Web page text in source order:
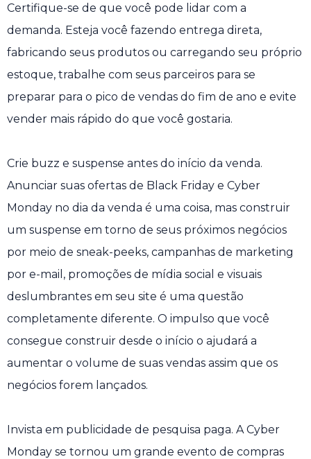
Certifique-se de que você pode lidar com a
demanda. Esteja você fazendo entrega direta,
fabricando seus produtos ou carregando seu próprio
estoque, trabalhe com seus parceiros para se
preparar para o pico de vendas do fim de ano e evite
vender mais rápido do que você gostaria.
Crie buzz e suspense antes do início da venda.
Anunciar suas ofertas de Black Friday e Cyber ​​
Monday no dia da venda é uma coisa, mas construir
um suspense em torno de seus próximos negócios
por meio de sneak-peeks, campanhas de marketing
por e-mail, promoções de mídia social e visuais
deslumbrantes em seu site é uma questão
completamente diferente. O impulso que você
consegue construir desde o início o ajudará a
aumentar o volume de suas vendas assim que os
negócios forem lançados.
Invista em publicidade de pesquisa paga. A Cyber ​​
Monday se tornou um grande evento de compras